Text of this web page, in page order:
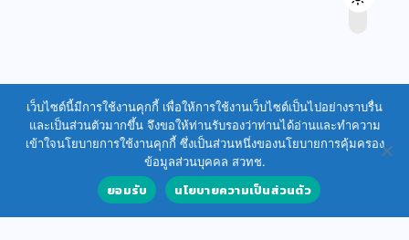
เว็บไซต์นี้มีการใช้งานคุกกี้ เพื่อให้การใช้งานเว็บไซต์เป็นไปอย่างราบรื่น
และเป็นส่วนตัวมากขึ้น จึงขอให้ท่านรับรองว่าท่านได้อ่านและทำความ
เข้าใจนโยบายการใช้งานคุกกี้ ซึ่งเป็นส่วนหนึ่งของนโยบายการคุ้มครอง
ข้อมูลส่วนบุคคล สวทช.
ยอมรับ นโยบายความเป็นส่วนตัว